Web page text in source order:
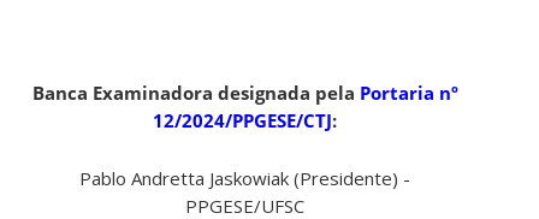
Banca Examinadora designada pela Portaria nº
12/2024/PPGESE/CTJ:
Pablo Andretta Jaskowiak (Presidente) -
PPGESE/UFSC